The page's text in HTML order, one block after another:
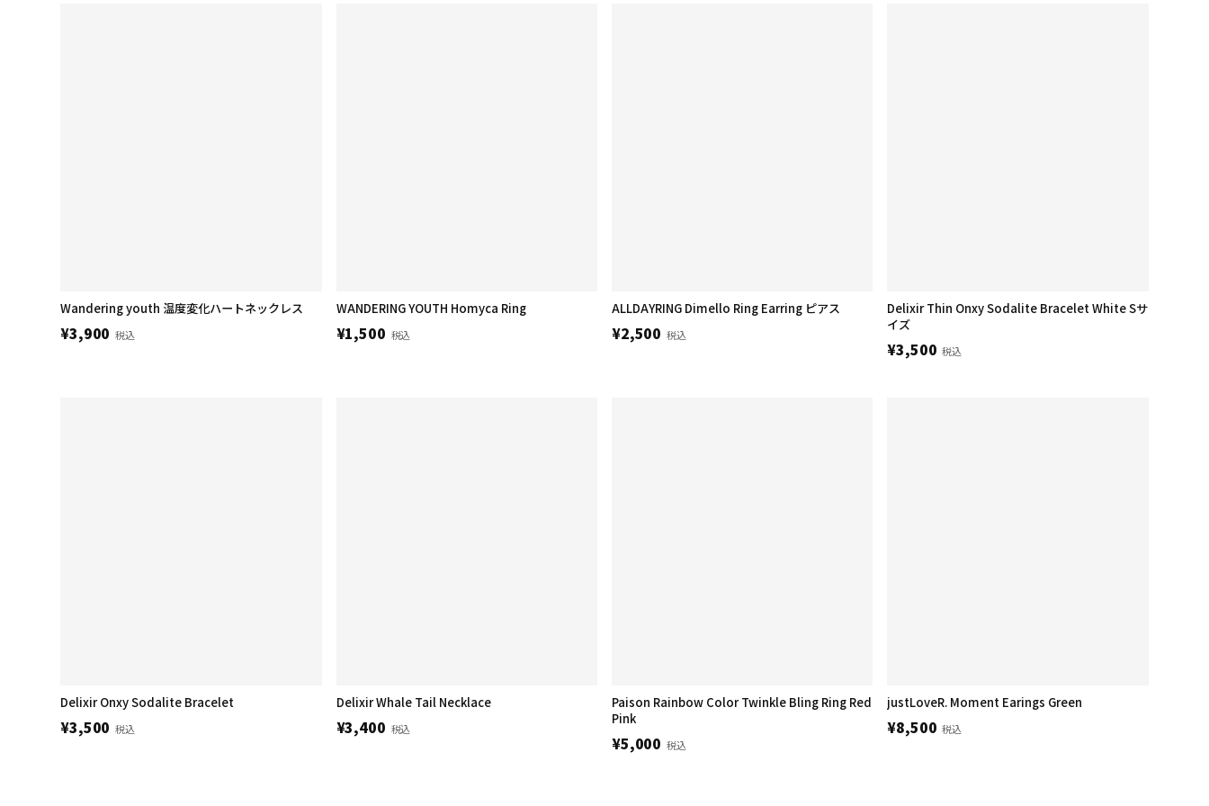
Wandering youth 温度変化ハートネックレス
¥3,900 税込
WANDERING YOUTH Homyca Ring
¥1,500 税込
ALLDAYRING Dimello Ring Earring ピアス
¥2,500 税込
Delixir Thin Onxy Sodalite Bracelet White Sサ
イズ
¥3,500 税込
Delixir Onxy Sodalite Bracelet
¥3,500 税込
Delixir Whale Tail Necklace
¥3,400 税込
Paison Rainbow Color Twinkle Bling Ring Red
Pink
¥5,000 税込
justLoveR. Moment Earings Green
¥8,500 税込